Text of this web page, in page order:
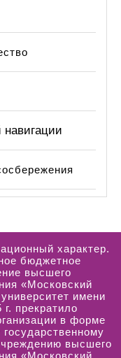
характер.
бюджетное
высшего
«Московский
имени
прекратило
в форме
высшего
«Московский